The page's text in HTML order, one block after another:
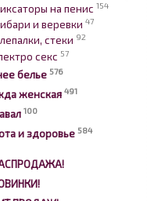
на пенис 154
и веревки 47
стеки 92
секс 57
белье 576
женская 491
100
и здоровье 584